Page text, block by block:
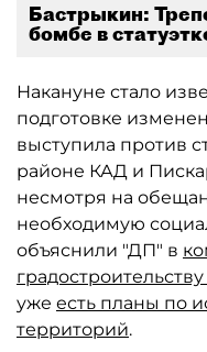
Бастрыкин:
бомбе в
Накануне стало
подготовке
выступила против
районе КАД и
несмотря на
необходимую
объяснили "ДП" в
уже есть планы по
территорий.